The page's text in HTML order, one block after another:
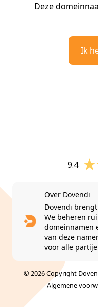
Deze
Ik
9.4
Over Dovendi
Dovendi
We beheren
domeinnamen
van deze
voor alle
© 2026 Copyright
Algemene